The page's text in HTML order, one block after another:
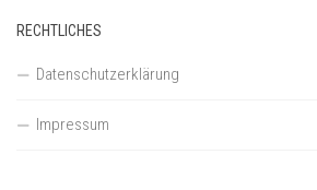
RECHTLICHES
Datenschutzerklärung
Impressum